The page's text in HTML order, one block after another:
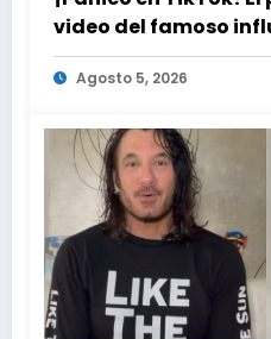
video del famoso
Hilton que obligó a
ayuda médica
Agosto 5, 2026